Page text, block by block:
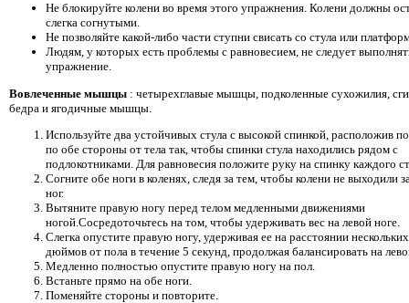
Не блокируйте колени во время этого упражнения. Колени должны
слегка согнутыми.
Не позволяйте какой-либо части ступни свисать со стула или
Людям, у которых есть проблемы с равновесием, не следует
упражнение.
Вовлеченные мышцы : четырехглавые мышцы, подколенные сухожилия,
бедра и ягодичные мышцы.
Используйте два устойчивых стула с высокой спинкой, расположив
по обе стороны от тела так, чтобы спинки стула находились рядом с
подлокотниками. Для равновесия положите руку на спинку каждого
Согните обе ноги в коленях, следя за тем, чтобы колени не выходили
ног.
Вытяните правую ногу перед телом медленными движениями
ногой.Сосредоточьтесь на том, чтобы удерживать вес на левой ноге.
Слегка опустите правую ногу, удерживая ее на расстоянии нескольких
дюймов от пола в течение 5 секунд, продолжая балансировать на
Медленно полностью опустите правую ногу на пол.
Встаньте прямо на обе ноги.
Поменяйте стороны и повторите.